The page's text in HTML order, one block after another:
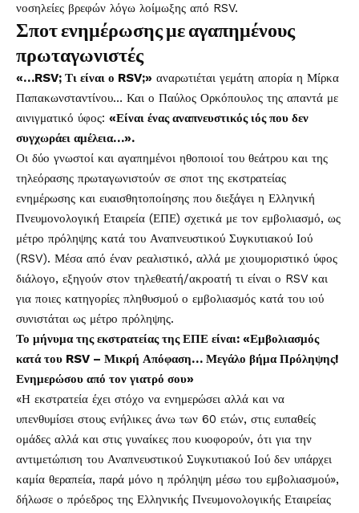
νοσηλείες βρεφών λόγω λοίμωξης από RSV.
Σποτ ενημέρωσης με αγαπημένους
πρωταγωνιστές
«…RSV; Τι είναι ο RSV;» αναρωτιέται γεμάτη απορία η Μίρκα
Παπακωνσταντίνου… Και ο Παύλος Ορκόπουλος της απαντά με
αινιγματικό ύφος: «Είναι ένας αναπνευστικός ιός που δεν
συγχωράει αμέλεια…».
Οι δύο γνωστοί και αγαπημένοι ηθοποιοί του θεάτρου και της
τηλεόρασης πρωταγωνιστούν σε σποτ της εκστρατείας
ενημέρωσης και ευαισθητοποίησης που διεξάγει η Ελληνική
Πνευμονολογική Εταιρεία (ΕΠΕ) σχετικά με τον εμβολιασμό, ως
μέτρο πρόληψης κατά του Αναπνευστικού Συγκυτιακού Ιού
(RSV). Μέσα από έναν ρεαλιστικό, αλλά με χιουμοριστικό ύφος
διάλογο, εξηγούν στον τηλεθεατή/ακροατή τι είναι ο RSV και
για ποιες κατηγορίες πληθυσμού ο εμβολιασμός κατά του ιού
συνιστάται ως μέτρο πρόληψης.
Το μήνυμα της εκστρατείας της ΕΠΕ είναι: «Εμβολιασμός
κατά του RSV – Μικρή Απόφαση… Μεγάλο βήμα Πρόληψης!
Ενημερώσου από τον γιατρό σου»
«Η εκστρατεία έχει στόχο να ενημερώσει αλλά και να
υπενθυμίσει στους ενήλικες άνω των 60 ετών, στις ευπαθείς
ομάδες αλλά και στις γυναίκες που κυοφορούν, ότι για την
αντιμετώπιση του Αναπνευστικού Συγκυτιακού Ιού δεν υπάρχει
καμία θεραπεία, παρά μόνο η πρόληψη μέσω του εμβολιασμού»,
δήλωσε ο πρόεδρος της Ελληνικής Πνευμονολογικής Εταιρείας